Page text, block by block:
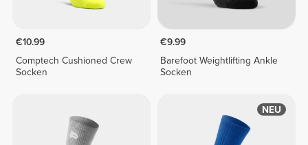
€10.99
Comptech Cushioned Crew
Socken
€9.99
Barefoot Weightlifting Ankle
Socken
NEU